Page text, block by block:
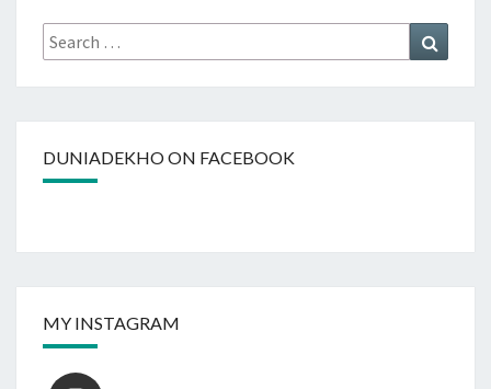
Search
for:
DUNIADEKHO ON FACEBOOK
MY INSTAGRAM